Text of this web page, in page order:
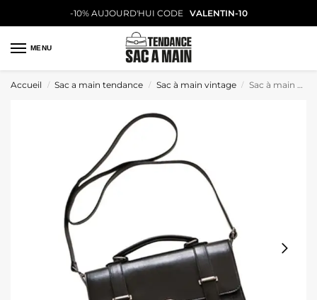
-10% AUJOURD'HUI CODE VALENTIN-10
MENU
Accueil / Sac a main tendance / Sac à main vintage / Sac à main vintage au charme classique